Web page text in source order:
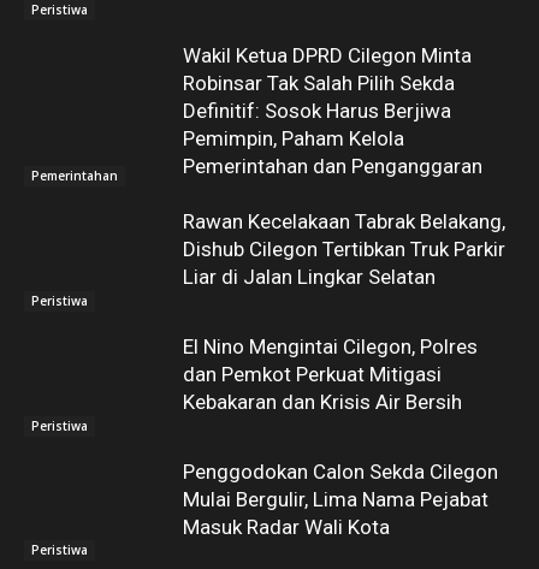
Peristiwa
Pemerintahan
Wakil Ketua DPRD Cilegon Minta
Robinsar Tak Salah Pilih Sekda
Definitif: Sosok Harus Berjiwa
Pemimpin, Paham Kelola
Pemerintahan dan Penganggaran
Peristiwa
Rawan Kecelakaan Tabrak Belakang,
Dishub Cilegon Tertibkan Truk Parkir
Liar di Jalan Lingkar Selatan
Peristiwa
El Nino Mengintai Cilegon, Polres
dan Pemkot Perkuat Mitigasi
Kebakaran dan Krisis Air Bersih
Peristiwa
Penggodokan Calon Sekda Cilegon
Mulai Bergulir, Lima Nama Pejabat
Masuk Radar Wali Kota